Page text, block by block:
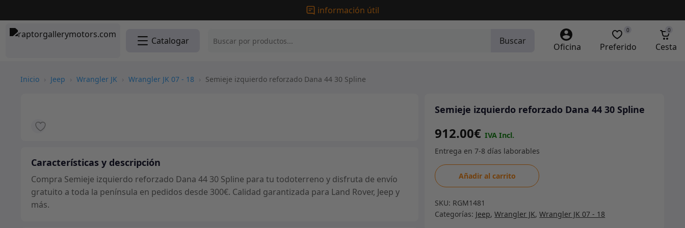
información útil
Catalogar Buscar
Oficina Preferido
0
Cesta
0
Inicio › Jeep › Wrangler JK › Wrangler JK 07 - 18 › Semieje izquierdo reforzado Dana 44 30 Spline
Características y descripción
Compra Semieje izquierdo reforzado Dana 44 30 Spline para tu todoterreno y disfruta de envío
gratuito a toda la península en pedidos desde 300€. Calidad garantizada para Land Rover, Jeep y
más.
Semieje izquierdo reforzado Dana 44 30 Spline
912.00€
Semieje
izquierdo
Dana
Añadir al carrito
SKU: RGM1481
Categorías: Jeep,Wrangler JK,Wrangler JK 07 - 18